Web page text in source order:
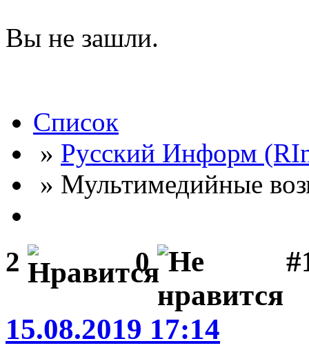
Вы не зашли.
Список
» Русский Информ
» Мультимедийные
2 0
15.08.2019 17:14